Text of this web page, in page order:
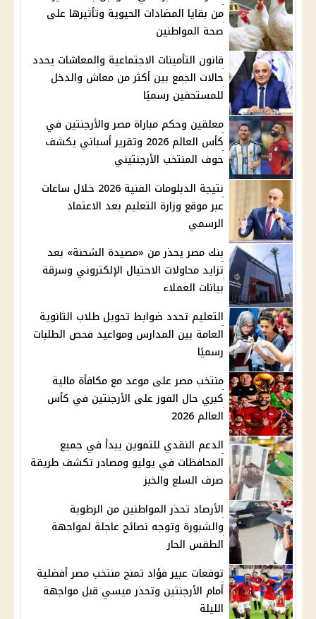
من بقايا المضادات الحيوية وتأثيرها على
صحة المواطنين
قانون التأمينات الاجتماعية والمعاشات يحدد
حالات الجمع بين أكثر من معاش والدخل
للمستحقين رسميًا
معلقين وحكم مباراة مصر والأرجنتين في
كأس العالم 2026 وتقرير أسباني يكشف
خوف المنتخب الأرجنتيني
نتيجة الدبلومات الفنية 2026 خلال ساعات
عبر موقع وزارة التعليم بعد الاعتماد
الرسمي
بنك مصر يحذر من «مصيدة الشحنة» بعد
تزايد محاولات الاحتيال الإلكتروني وسرقة
بيانات العملاء
التعليم تحدد ضوابط تحويل طلاب الثانوية
العامة بين المدارس ومواعيد فحص الطلبات
رسميًا
منتخب مصر على موعد مع مكافأة مالية
كبري حال الفوز على الأرجنتين في كأس
العالم 2026
الدعم النقدي للتموين يبدأ في جميع
المحافظات في يوليو ومصادر تكشف طريقة
صرف السلع والخبز
الأرصاد تحذر المواطنين من الرطوبة
والشبورة وتوجه نصائح عاجلة لمواجهة
الطقس الحار
توقعات عبير فؤاد تمنح منتخب مصر أفضلية
أمام الأرجنتين وتحذر ميسي قبل مواجهة
الليلة